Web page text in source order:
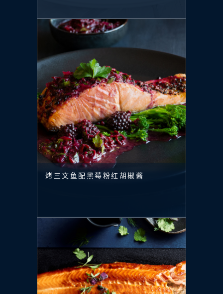
烤三文鱼配黑莓粉红胡椒酱